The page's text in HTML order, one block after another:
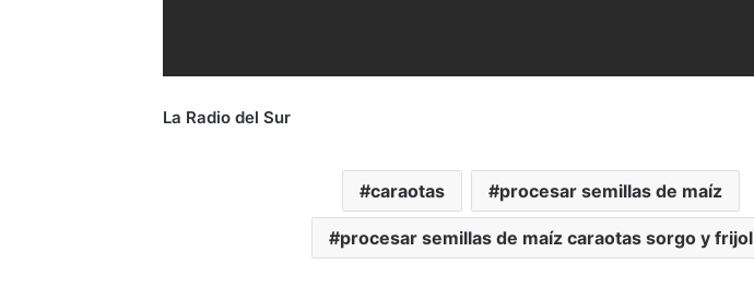
La Radio del Sur
caraotas procesar semillas de maíz
procesar semillas de maíz caraotas sorgo y frijol